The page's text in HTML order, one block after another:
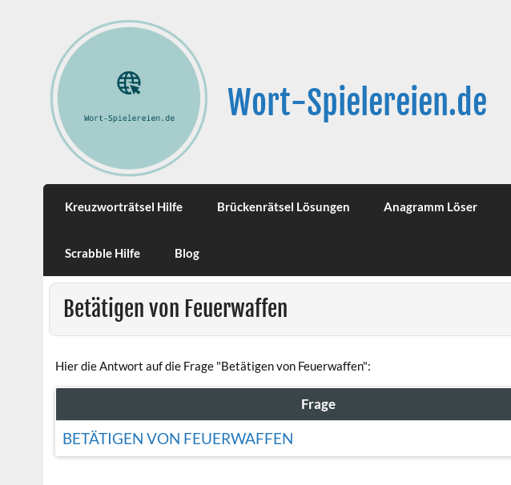
Wort-Spielereien.de
Kreuzworträtsel Hilfe Brückenrätsel Lösungen Anagramm Löser
Scrabble Hilfe Blog
Betätigen von Feuerwaffen
Hier die Antwort auf die Frage "Betätigen von Feuerwaffen":
Frage
BETÄTIGEN VON FEUERWAFFEN